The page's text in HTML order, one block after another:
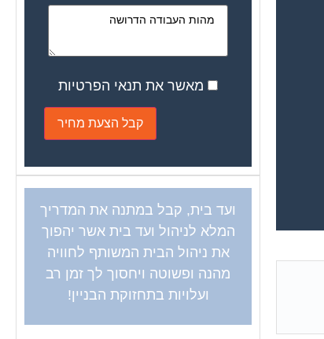
מאשר את תנאי הפרטיות
ועד בית, קבל במתנה את המדריך
המלא לניהול ועד בית אשר יהפוך
את ניהול הבית המשותף לחוויה
מהנה ופשוטה ויחסוך לך זמן רב
ועלויות בתחזוקת הבניין!